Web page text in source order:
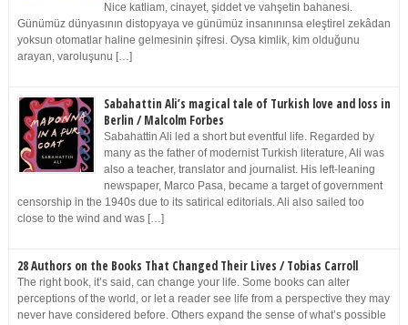
Nice katliam, cinayet, şiddet ve vahşetin bahanesi.
Günümüz dünyasının distopyaya ve günümüz insanınınsa eleştirel zekâdan
yoksun otomatlar haline gelmesinin şifresi. Oysa kimlik, kim olduğunu
arayan, varoluşunu […]
Sabahattin Ali’s magical tale of Turkish love and loss in
Berlin / Malcolm Forbes
Sabahattin Ali led a short but eventful life. Regarded by
many as the father of modernist Turkish literature, Ali was
also a teacher, translator and journalist. His left-leaning
newspaper, Marco Pasa, became a target of government
censorship in the 1940s due to its satirical editorials. Ali also sailed too
close to the wind and was […]
28 Authors on the Books That Changed Their Lives / Tobias Carroll
The right book, it’s said, can change your life. Some books can alter
perceptions of the world, or let a reader see life from a perspective they may
never have considered before. Others expand the sense of what’s possible